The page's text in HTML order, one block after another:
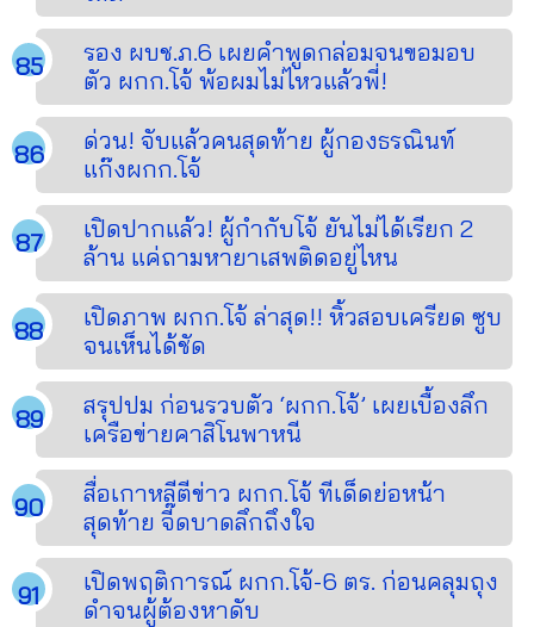
รอง ผบช.ภ.6 เผยคำพูดกล่อมจนขอมอบ
ตัว ผกก.โจ้ พ้อผมไม่ไหวแล้วพี่!
ด่วน! จับแล้วคนสุดท้าย ผู้กองธรณินท์
แก๊งผกก.โจ้
เปิดปากแล้ว! ผู้กำกับโจ้ ยันไม่ได้เรียก 2
ล้าน แค่ถามหายาเสพติดอยู่ไหน
เปิดภาพ ผกก.โจ้ ล่าสุด!! หิ้วสอบเครียด ซูบ
จนเห็นได้ชัด
สรุปปม ก่อนรวบตัว ‘ผกก.โจ้’ เผยเบื้องลึก
เครือข่ายคาสิโนพาหนี
สื่อเกาหลีตีข่าว ผกก.โจ้ ทีเด็ดย่อหน้า
สุดท้าย จี๊ดบาดลึกถึงใจ
เปิดพฤติการณ์ ผกก.โจ้-6 ตร. ก่อนคลุมถุง
ดำจนผู้ต้องหาดับ